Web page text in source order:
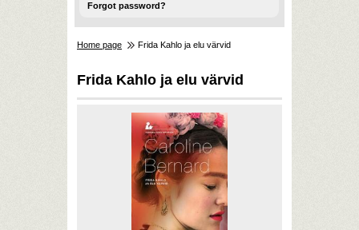
Forgot password?
Home page Frida Kahlo ja elu värvid
Frida Kahlo ja elu värvid